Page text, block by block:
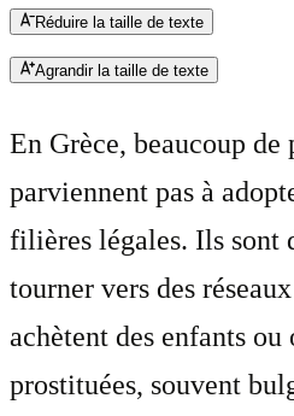
Réduire la taille de texte
Agrandir la taille de texte
En Grèce, beaucoup de
parviennent pas à
filières légales. Ils sont
tourner vers des
achètent des enfants ou
prostituées, souvent